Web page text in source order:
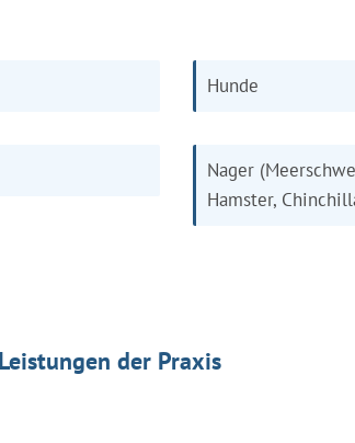
Hunde
Nager
Hamster,
Leistungen der Praxis